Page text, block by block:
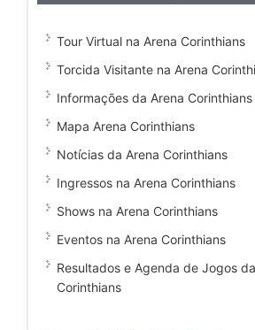
Tour Virtual na Arena Corinthians
Torcida Visitante na Arena
Informações da Arena Corinthians
Mapa Arena Corinthians
Notícias da Arena Corinthians
Ingressos na Arena Corinthians
Shows na Arena Corinthians
Eventos na Arena Corinthians
Resultados e Agenda de Jogos
Corinthians